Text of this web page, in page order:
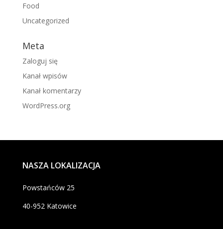
Food
Uncategorized
Meta
Zaloguj się
Kanał wpisów
Kanał komentarzy
WordPress.org
NASZA LOKALIZACJA
Powstańców 25
40-952 Katowice